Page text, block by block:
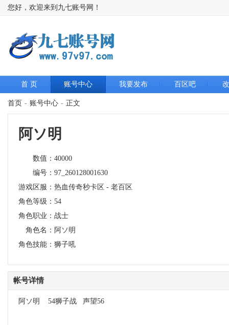
您好，欢迎来到九七账号网！
首 页 账号中心 我要发布 百区吧
首页 - 账号中心 - 正文
阿ソ明
数值： 40000
编号： 97_260128001630
游戏区服： 热血传奇秒卡区 - 老百区
角色等级： 54
角色职业： 战士
角色名： 阿ソ明
角色技能： 狮子吼
帐号详情
阿ソ明 54狮子战 声望56